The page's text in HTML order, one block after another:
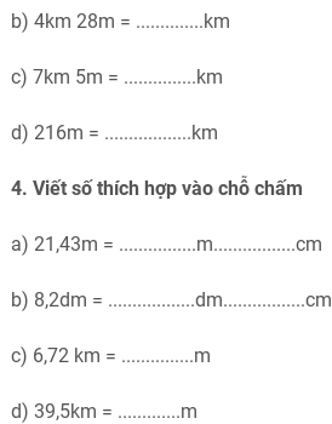
b) 4km 28m = ..............km
c) 7km 5m = ...............km
d) 216m = ..................km
4. Viết số thích hợp vào chỗ chấm
a) 21,43m = ................m.................cm
b) 8,2dm = ..................dm.................cm
c) 6,72 km = ...............m
d) 39,5km = .............m